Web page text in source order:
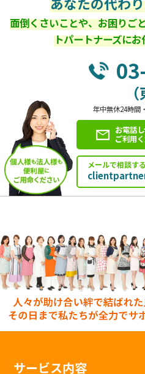
面倒くさいことや、お困りご
トパートナーズに
年中無休24時間
お電話
ご利用
メールで相談する
サービス内容